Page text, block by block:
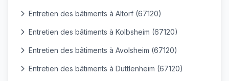
Entretien des bâtiments à Altorf (67120)
Entretien des bâtiments à Kolbsheim (67120)
Entretien des bâtiments à Avolsheim (67120)
Entretien des bâtiments à Duttlenheim (67120)